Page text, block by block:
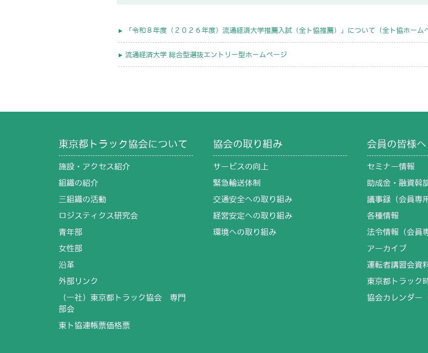
「令和８年度（２０２６年度）流通経済大学推薦入試（全ト協推薦）」について（全ト協ホーム
流通経済大学 総合型選抜エントリー型ホームページ
東京都トラック協会について
施設・アクセス紹介
組織の紹介
三組織の活動
ロジスティクス研究会
青年部
女性部
沿革
外部リンク
（一社）東京都トラック協会 専門
部会
東ト協連帳票価格票
協会の取り組み
サービスの向上
緊急輸送体制
交通安全への取り組み
経営安定への取り組み
環境への取り組み
会員の皆様へ
セミナー情報
助成金・融資斡
議事録（会員専
各種情報
法令情報（会員
アーカイブ
運転者講習会資
東京都トラック
協会カレンダー